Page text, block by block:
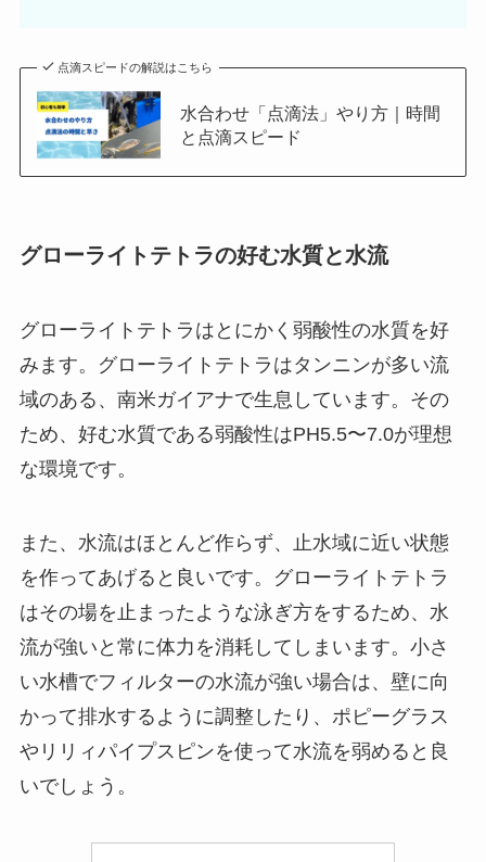
点滴スピードの解説はこちら
水合わせ「点滴法」やり方｜時間
と点滴スピード
グローライトテトラの好む水質と水流
グローライトテトラはとにかく弱酸性の水質を好
みます。グローライトテトラはタンニンが多い流
域のある、南米ガイアナで生息しています。その
ため、好む水質である弱酸性はPH5.5〜7.0が理想
な環境です。
また、水流はほとんど作らず、止水域に近い状態
を作ってあげると良いです。グローライトテトラ
はその場を止まったような泳ぎ方をするため、水
流が強いと常に体力を消耗してしまいます。小さ
い水槽でフィルターの水流が強い場合は、壁に向
かって排水するように調整したり、ポピーグラス
やリリィパイプスピンを使って水流を弱めると良
いでしょう。